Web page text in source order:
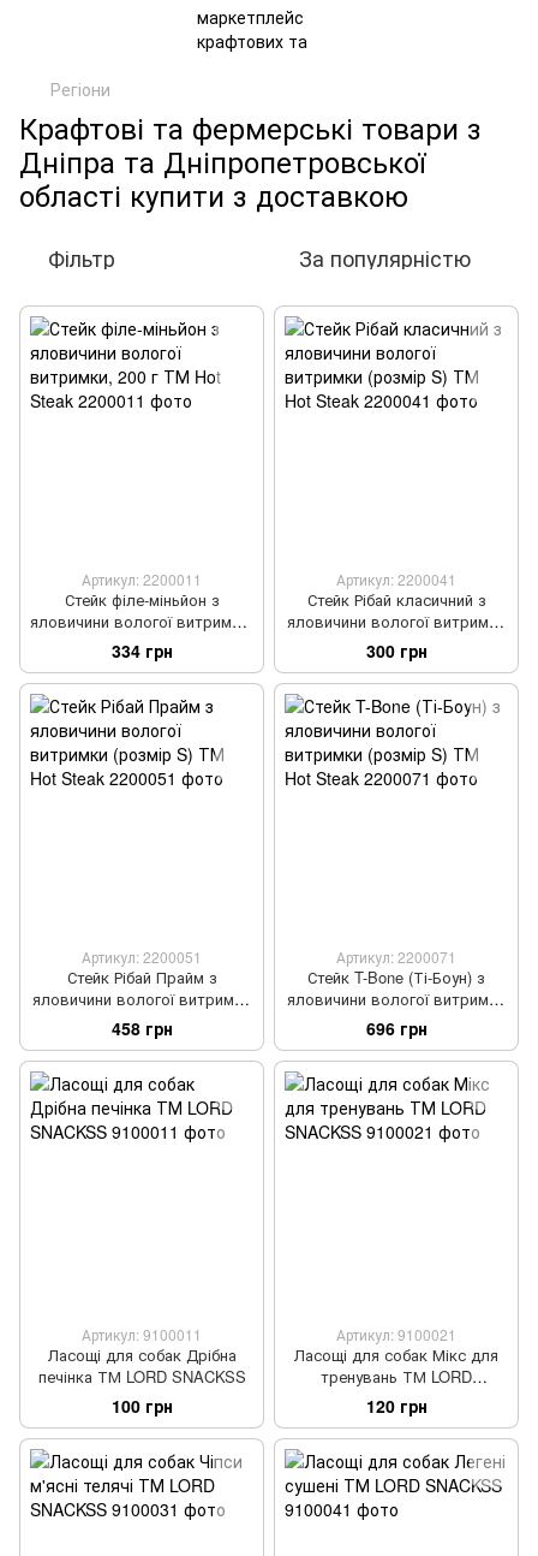
Регіони
Крафтові та фермерські товари з
Дніпра та Дніпропетровської
області купити з доставкою
Фільтр За популярністю
Артикул: 2200011
Стейк філе-міньйон з
яловичини вологої витримки,
200 г ТМ Hot Steak
334 грн
Артикул: 2200041
Стейк Рібай класичний з
яловичини вологої витримки
(розмір S) ТМ Hot Steak
300 грн
Артикул: 2200051
Стейк Рібай Прайм з
яловичини вологої витримки
(розмір S) ТМ Hot Steak
458 грн
Артикул: 2200071
Стейк T-Bone (Ті-Боун) з
яловичини вологої витримки
(розмір S) ТМ Hot Steak
696 грн
Артикул: 9100011
Ласощі для собак Дрібна
печінка ТМ LORD SNACKSS
100 грн
Артикул: 9100021
Ласощі для собак Мікс для
тренувань ТМ LORD
SNACKSS
120 грн